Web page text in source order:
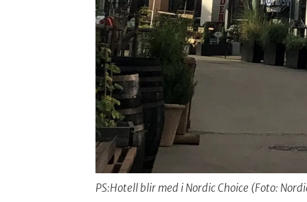
PS:Hotell blir med i Nordic Choice (Foto: